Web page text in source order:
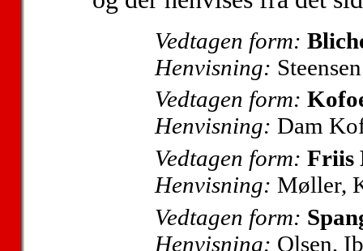
Vedtagen form:
Henvisning:
Vedtagen form:
Henvisning: Dam
Vedtagen form: Friis
Henvisning: Møller,
Vedtagen form:
Henvisning: Olsen,